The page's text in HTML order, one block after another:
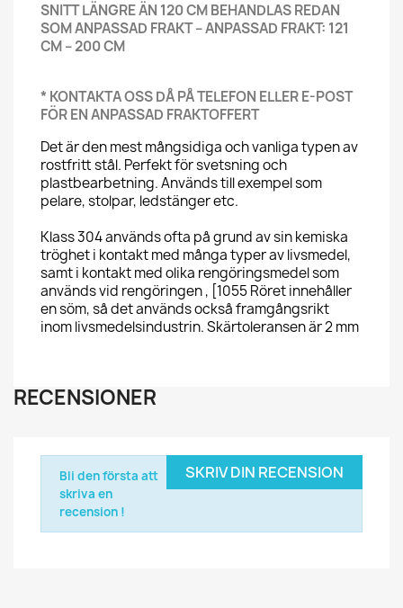
SNITT LÄNGRE ÄN 120 CM BEHANDLAS REDAN
SOM ANPASSAD FRAKT – ANPASSAD FRAKT: 121
CM – 200 CM
* KONTAKTA OSS DÅ PÅ TELEFON ELLER E-POST
FÖR EN ANPASSAD FRAKTOFFERT
Det är den mest mångsidiga och vanliga typen av
rostfritt stål. Perfekt för svetsning och
plastbearbetning. Används till exempel som
pelare, stolpar, ledstänger etc.
Klass 304 används ofta på grund av sin kemiska
tröghet i kontakt med många typer av livsmedel,
samt i kontakt med olika rengöringsmedel som
används vid rengöringen , [1055 Röret innehåller
en söm, så det används också framgångsrikt
inom livsmedelsindustrin. Skärtoleransen är 2 mm
RECENSIONER
SKRIV DIN RECENSION
Bli den första att
skriva en
recension !